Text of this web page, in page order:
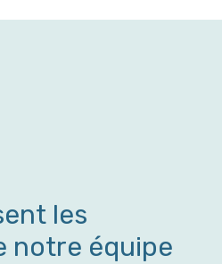
les
notre équipe